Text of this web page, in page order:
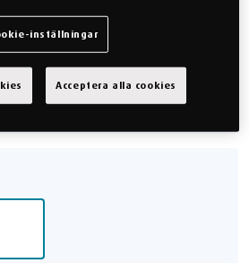
inställningar
Acceptera alla cookies